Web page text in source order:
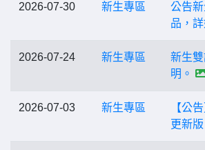
2026-07-30 新生專區
公告
品，詳
2026-07-24 新生專區
新生
明。
2026-07-03 新生專區
【公
更新